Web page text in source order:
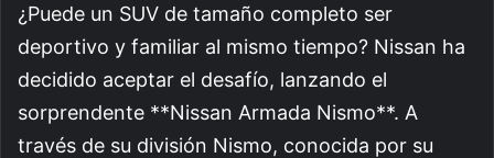
¿Puede un SUV de tamaño completo ser
deportivo y familiar al mismo tiempo? Nissan ha
decidido aceptar el desafío, lanzando el
sorprendente **Nissan Armada Nismo**. A
través de su división Nismo, conocida por su